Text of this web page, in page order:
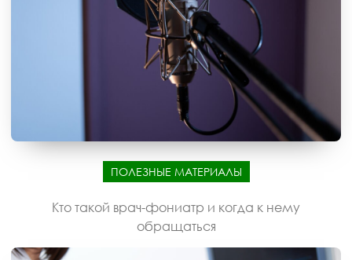
ПОЛЕЗНЫЕ МАТЕРИАЛЫ
Кто такой врач-фониатр и когда к нему
обращаться